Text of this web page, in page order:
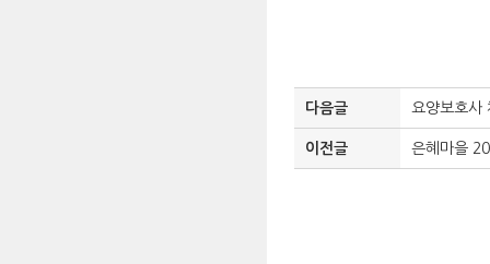
다음글 요양보호사
이전글 은혜마을